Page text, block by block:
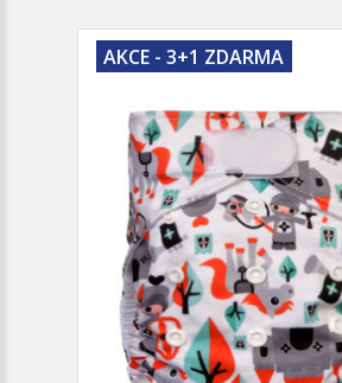
AKCE - 3+1 ZDARMA